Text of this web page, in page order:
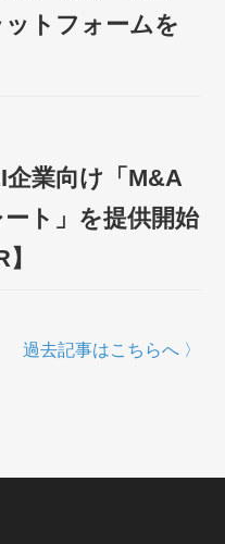
トフォームを
企業向け「M&A
ト」を提供開始
過去記事はこちらへ 〉